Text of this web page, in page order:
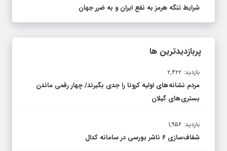
شرایط تنگه هرمز به نفع ایران و به ضرر جهان
پربازدیدترین ها
بازدید: ۲,۴۲۲
مردم نشانه های اولیه کرونا را جدی بگیرند/ چهار رقمی ماندن
بستری های گیلان
بازدید: ۱,۹۵۶
شفاف‌سازی ۶ ناشر بورسی در سامانه کدال